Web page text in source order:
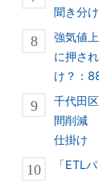
聞き分
強気値
に押さ
け？：
千代田
間削減
仕掛け
「ETL